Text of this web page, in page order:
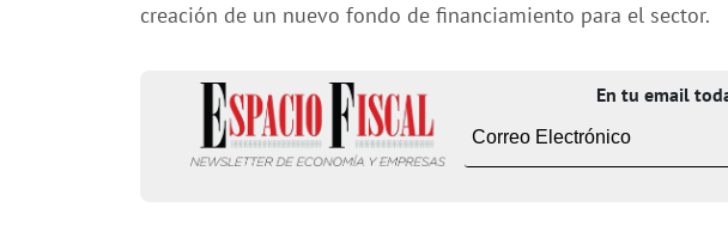
creación de un nuevo fondo de financiamiento para el sector.
En tu email